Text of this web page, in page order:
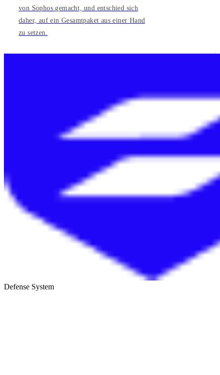
von Sophos gemacht, und entschied sich
daher, auf ein Gesamtpaket aus einer Hand
zu setzen.
Defense System